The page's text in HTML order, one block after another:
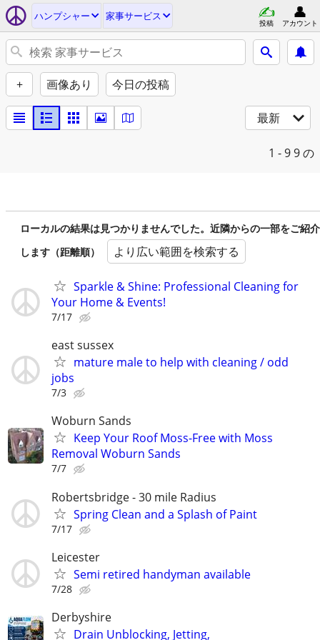
ハンプシャー 家事サービス
投稿 アカウント
+ 画像あり 今日の投稿
最新
1 - 99 の
ローカルの結果は見つかりませんでした。近隣からの一部をご紹介
します（距離順）
より広い範囲を検索する
Sparkle & Shine: Professional Cleaning for
Your Home & Events!
7/17
east sussex
mature male to help with cleaning / odd
jobs
7/3
Woburn Sands
Keep Your Roof Moss-Free with Moss
Removal Woburn Sands
7/7
Robertsbridge - 30 mile Radius
Spring Clean and a Splash of Paint
7/17
Leicester
Semi retired handyman available
7/28
Derbyshire
Drain Unblocking, Jetting,